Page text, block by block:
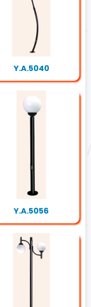
Y.A.5040
Y.A.5056